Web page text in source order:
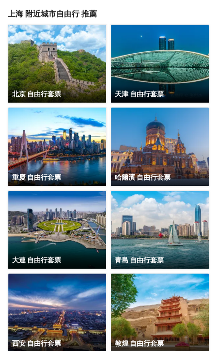
資源眾多，有上海新國際博覽中心、佛羅倫薩奧特萊斯購物
海旅遊區等。 酒店是錦江酒店（中國區）旗下的中端連鎖品
牌酒店，按照維也納國際5.0標準裝修，簡約時尚，整體風格
舒適典雅。客房寬敞明亮，房內布置精美，處處體現人性化
的理念。 酒店還有免費停車場、休閒茶吧、精品早餐、寬敞
會議室等，同時還為您提供24小時免費浦東機場接機（需預
約）等服務，賓客抵達浦東機場並取完行李聯繫當值司機
（13651944838），T1航站樓-三樓-3號門，T2航站樓-三
樓29號門，另酒店提供迪士尼樂園免費班車服務，送站時間
早上07：20一班車子送往迪士尼樂園，晚上第二場煙花結束
接回預計時間約22：00左右。是商務、休閒、會務的理想酒
店。
上海 附近城市自由行 推薦
北京 自由行套票 天津 自由行套票
重慶 自由行套票 哈爾濱 自由行套票
大連 自由行套票 青島 自由行套票
西安 自由行套票 敦煌 自由行套票